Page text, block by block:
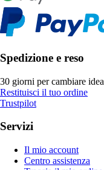
Spedizione e reso
30 giorni per cambiare idea
Restituisci il tuo ordine
Trustpilot
Servizi
Il mio account
Centro assistenza